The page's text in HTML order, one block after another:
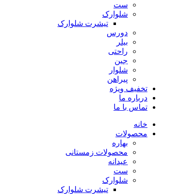
ست
شلوارک
تیشرت شلوارک
دورس
بیلر
راحتی
جین
شلوار
پیراهن
تخفیف ویژه
درباره ما
تماس با ما
خانه
محصولات
بهاره
محصولات زمستانی
عیدانه
ست
شلوارک
تیشرت شلوارک